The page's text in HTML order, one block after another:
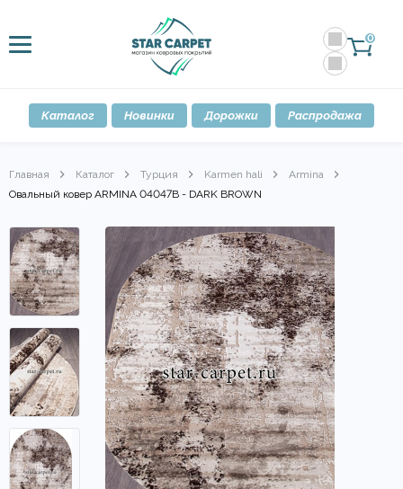
0
Каталог Новинки Дорожки Распродажа
Главная Каталог Турция Karmen hali
Armina
Овальный ковер ARMINA 04047B - DARK BROWN